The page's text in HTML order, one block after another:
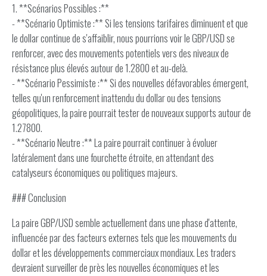
1. **Scénarios Possibles :**
- **Scénario Optimiste :** Si les tensions tarifaires diminuent et que
le dollar continue de s'affaiblir, nous pourrions voir le GBP/USD se
renforcer, avec des mouvements potentiels vers des niveaux de
résistance plus élevés autour de 1.2800 et au-delà.
- **Scénario Pessimiste :** Si des nouvelles défavorables émergent,
telles qu'un renforcement inattendu du dollar ou des tensions
géopolitiques, la paire pourrait tester de nouveaux supports autour de
1.27800.
- **Scénario Neutre :** La paire pourrait continuer à évoluer
latéralement dans une fourchette étroite, en attendant des
catalyseurs économiques ou politiques majeurs.
### Conclusion
La paire GBP/USD semble actuellement dans une phase d'attente,
influencée par des facteurs externes tels que les mouvements du
dollar et les développements commerciaux mondiaux. Les traders
devraient surveiller de près les nouvelles économiques et les